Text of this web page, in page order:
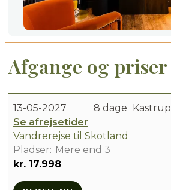
Afgange og priser
13-05-2027
Se afrejsetider
8 dage Kastrup
Vandrerejse til Skotland
Mere end 3
kr. 17.998